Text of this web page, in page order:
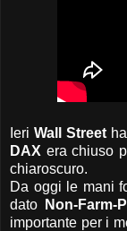
Ieri Wall Street
DAX era chiuso
chiaroscuro.
Da oggi le mani
dato
Non-Farm-
importante per i